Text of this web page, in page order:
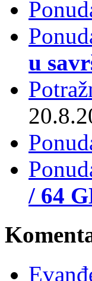
u
/ 64